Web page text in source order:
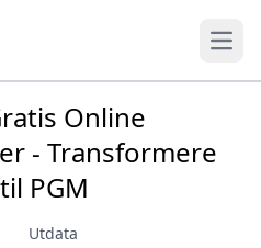
Online
- Transformere
PGM
Utdata